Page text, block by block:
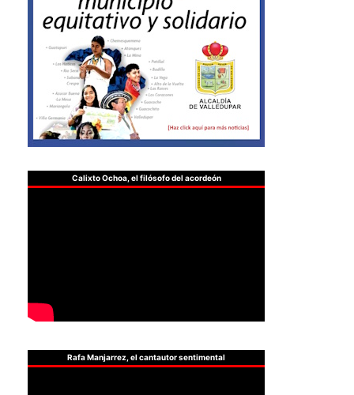
Calixto Ochoa, el filósofo del acordeón
Rafa Manjarrez, el cantautor sentimental